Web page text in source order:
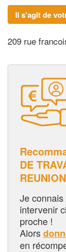
Il s'agit de
209 rue
DE
Je
intervenir
proche !
Alors
en